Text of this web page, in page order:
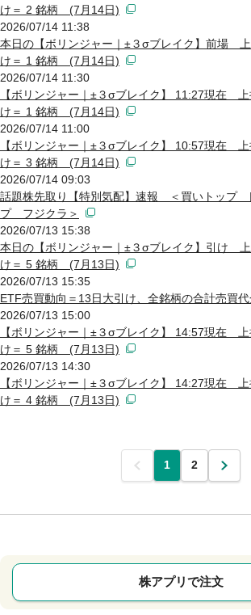
け＝ 2 銘柄 (7月14日)
2026/07/14 11:38
本日の【ボリンジャー｜±３σブレイク】前場
け＝ 1 銘柄 (7月14日)
2026/07/14 11:30
【ボリンジャー｜±３σブレイク】 11:27現在
け＝ 1 銘柄 (7月14日)
2026/07/14 11:00
【ボリンジャー｜±３σブレイク】 10:57現在
け＝ 3 銘柄 (7月14日)
2026/07/14 09:03
話題株先取り【特別気配】速報 ＜買いトップ
プ フジクラ＞
2026/07/13 15:38
本日の【ボリンジャー｜±３σブレイク】引け
け＝ 5 銘柄 (7月13日)
2026/07/13 15:35
ETF売買動向＝13日大引け、全銘柄の合計売買
2026/07/13 15:00
【ボリンジャー｜±３σブレイク】 14:57現在
け＝ 5 銘柄 (7月13日)
2026/07/13 14:30
【ボリンジャー｜±３σブレイク】 14:27現在
け＝ 4 銘柄 (7月13日)
前 1 2 次
株アプリで注文